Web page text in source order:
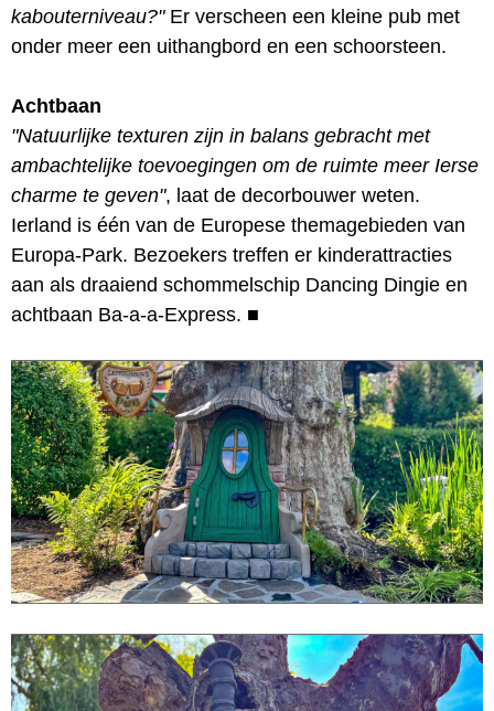
kabouterniveau?"Er verscheen een kleine pub met
onder meer een uithangbord en een schoorsteen.
Achtbaan
"Natuurlijke texturen zijn in balans gebracht met
ambachtelijke toevoegingen om de ruimte meer Ierse
charme te geven", laat de decorbouwer weten.
Ierland is één van de Europese themagebieden van
Europa-Park. Bezoekers treffen er kinderattracties
aan als draaiend schommelschip Dancing Dingie en
achtbaan Ba-a-a-Express. ■